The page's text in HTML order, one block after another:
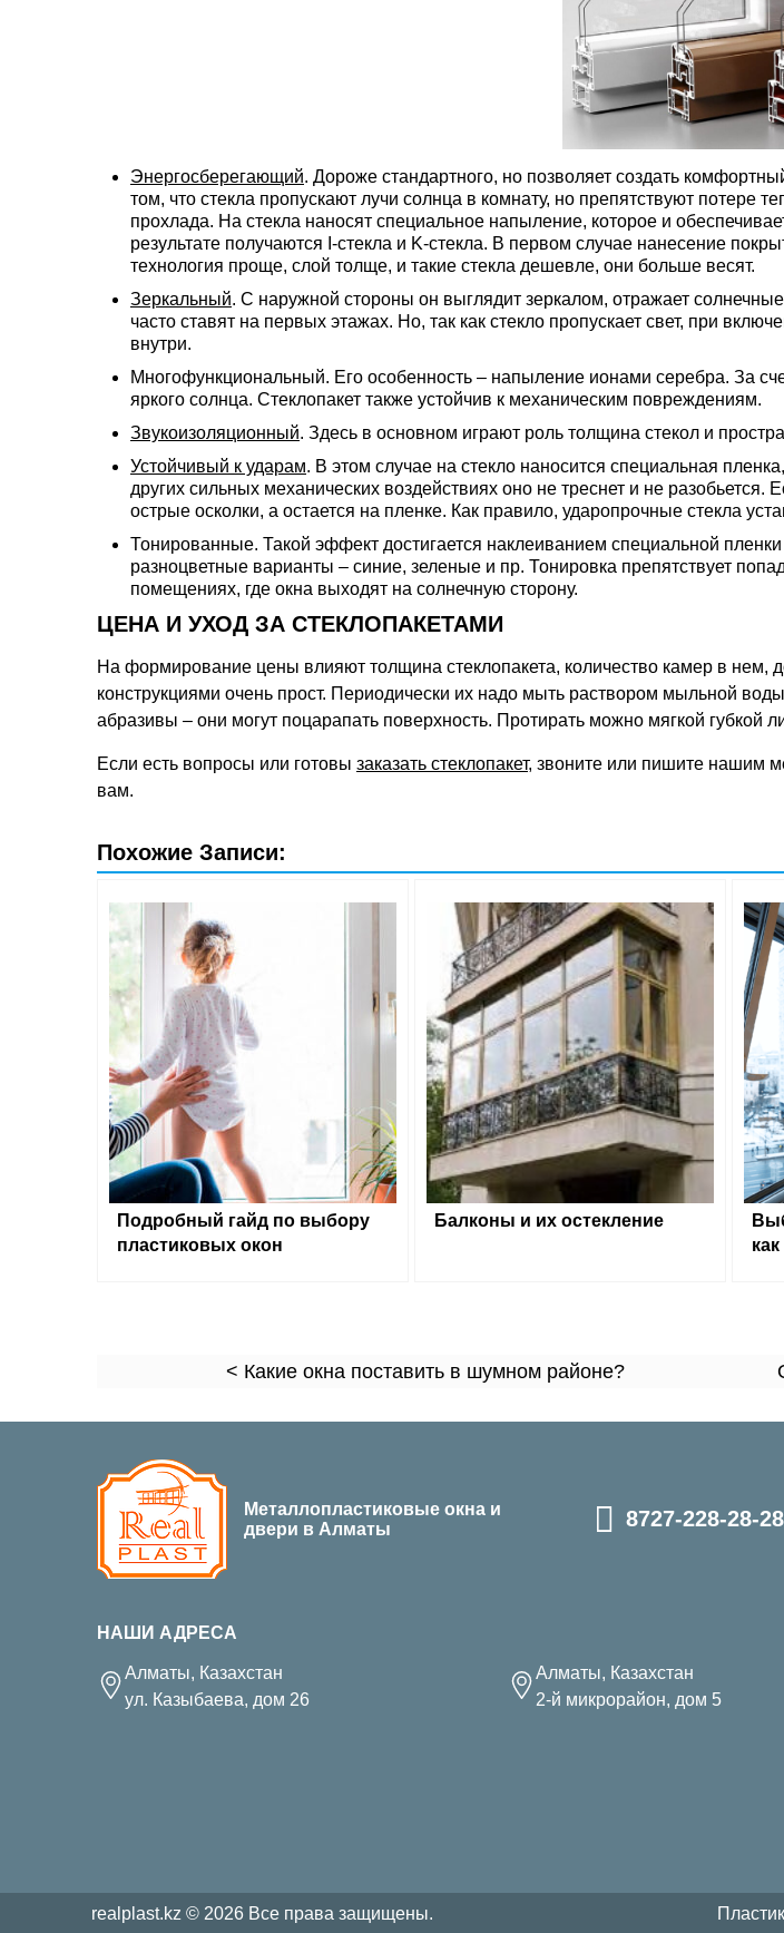
Энергосберегающий. Дороже стандартного, но позволяет создать
том, что стекла пропускают лучи солнца в комнату, но препятствуют потере
прохлада. На стекла наносят специальное напыление, которое и
результате получаются I-стекла и K-стекла. В первом случае нанесение
технология проще, слой толще, и такие стекла дешевле, они больше весят.
Зеркальный. С наружной стороны он выглядит зеркалом, отражает
часто ставят на первых этажах. Но, так как стекло пропускает свет, при
внутри.
Многофункциональный. Его особенность – напыление ионами серебра. За
яркого солнца. Стеклопакет также устойчив к механическим повреждениям.
Звукоизоляционный. Здесь в основном играют роль толщина стекол и
Устойчивый к ударам. В этом случае на стекло наносится специальная
других сильных механических воздействиях оно не треснет и не разобьется.
острые осколки, а остается на пленке. Как правило, ударопрочные стекла
Тонированные. Такой эффект достигается наклеиванием специальной
разноцветные варианты – синие, зеленые и пр. Тонировка препятствует
помещениях, где окна выходят на солнечную сторону.
ЦЕНА И УХОД ЗА СТЕКЛОПАКЕТАМИ
На формирование цены влияют толщина стеклопакета, количество камер в нем,
конструкциями очень прост. Периодически их надо мыть раствором мыльной
абразивы – они могут поцарапать поверхность. Протирать можно мягкой
Если есть вопросы или готовы заказать стеклопакет, звоните или пишите нашим
вам.
Похожие Записи:
Подробный гайд по выбору
пластиковых окон
Балконы и их остекление
< Какие окна поставить в шумном районе?
Металлопластиковые окна и
двери в Алматы
8727-228-28-28
НАШИ АДРЕСА
Алматы, Казахстан
ул. Казыбаева, дом 26
Алматы, Казахстан
2-й микрорайон, дом 5
realplast.kz © 2026 Все права защищены.